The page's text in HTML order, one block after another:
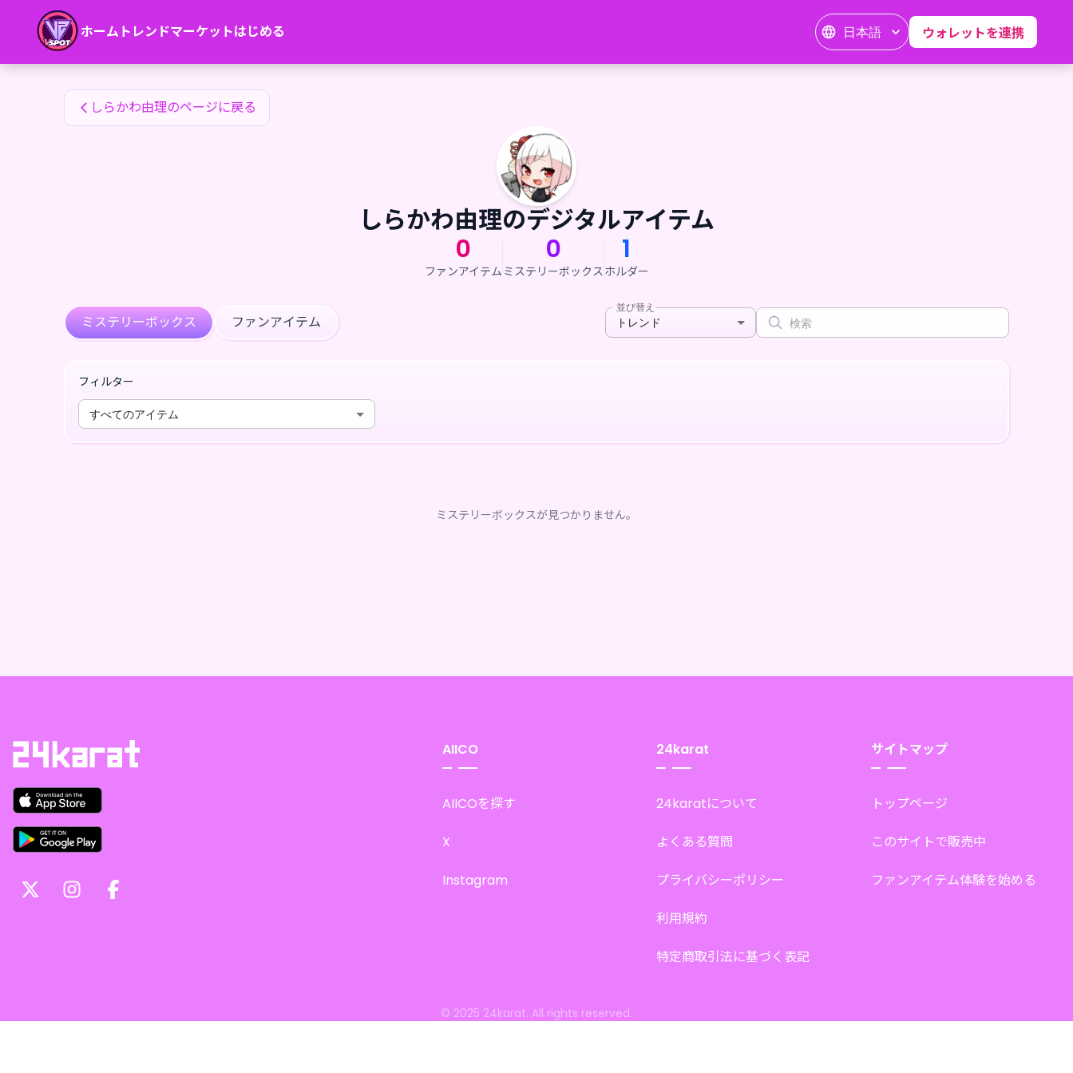
ホーム トレンドマーケットはじめる 日本語 ウォレットを連携
しらかわ由理のファンアイテム
しらかわ由理のページに戻る
しらかわ由理のデジタルアイテム
0
ファンアイテム
0
ミステリーボックス
1
ホルダー
ミステリーボックス ファンアイテム
並び替え
トレンド
フィルター
すべてのアイテム
ミステリーボックスが見つかりません。
AIICO
AIICOを探す
X
Instagram
24karat
24karatについて
よくある質問
プライバシーポリシー
利用規約
特定商取引法に基づく表記
サイトマップ
トップページ
このサイトで販売中
ファンアイテム体験を始める
© 2025 24karat. All rights reserved.
しらかわ由理のファンアイテム — 24karat